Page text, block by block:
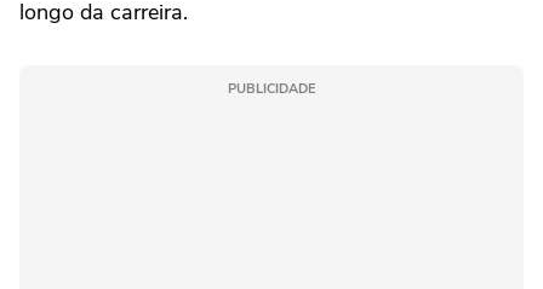
longo da carreira.
PUBLICIDADE